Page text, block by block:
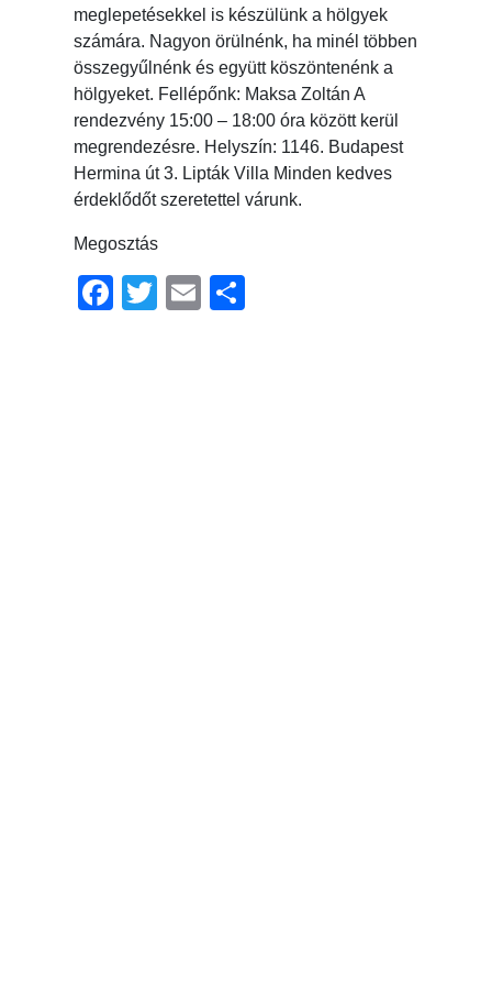
meglepetésekkel is készülünk a hölgyek
számára. Nagyon örülnénk, ha minél többen
összegyűlnénk és együtt köszöntenénk a
hölgyeket. Fellépőnk: Maksa Zoltán A
rendezvény 15:00 – 18:00 óra között kerül
megrendezésre. Helyszín: 1146. Budapest
Hermina út 3. Lipták Villa Minden kedves
érdeklődőt szeretettel várunk.
Megosztás
Facebook
TwitterEmail